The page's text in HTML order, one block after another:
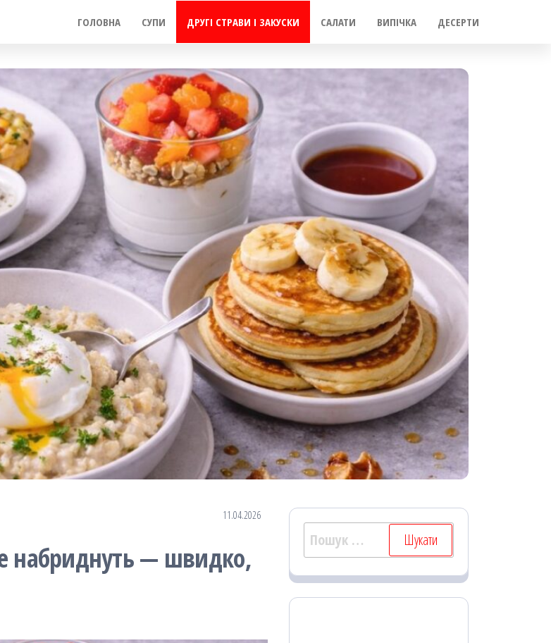
ГОЛОВНА СУПИ ДРУГІ СТРАВИ І ЗАКУСКИ САЛАТИ ВИПІЧКА ДЕСЕРТИ
11.04.2026
набриднуть — швидко,
Пошук: